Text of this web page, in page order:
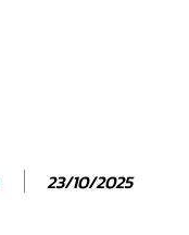
23/10/2025